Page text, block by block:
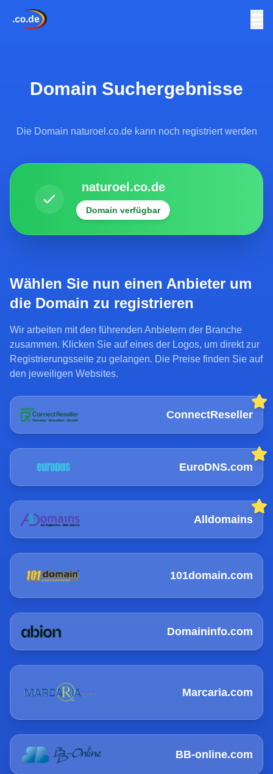
Domain Suchergebnisse
Die Domain naturoel.co.de kann noch registriert werden
naturoel.co.de
Domain verfügbar
Wählen Sie nun einen Anbieter um
die Domain zu registrieren
Wir arbeiten mit den führenden Anbietern der Branche
zusammen. Klicken Sie auf eines der Logos, um direkt zur
Registrierungsseite zu gelangen. Die Preise finden Sie auf
den jeweiligen Websites.
ConnectReseller
EuroDNS.com
Alldomains
101domain.com
Domaininfo.com
Marcaria.com
BB-online.com